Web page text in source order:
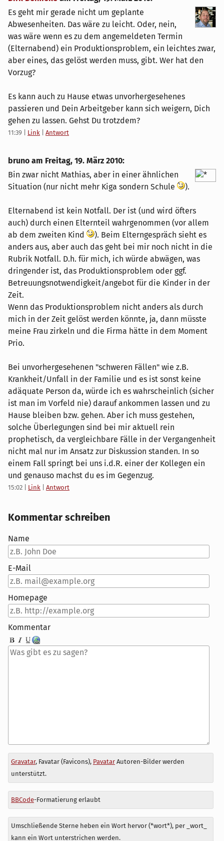
Es geht mir gerade nicht um geplante
Abwesenheiten. Das wäre zu leicht. Oder, nein,
was wäre wenn es zu dem angemeldeten Termin
(Elternabend) ein Produktionsproblem, ein leichtes zwar,
aber eines, das gelöst werden muss, gibt. Wer hat den
Vorzug?
Es kann auch zu Hause etwas unvorhergesehenes
passieren und Dein Arbeitgeber kann sich weigern, Dich
gehen zu lassen. Gehst Du trotzdem?
11:39 Link Antwort
bruno am Freitag, 19. März 2010:
Bin zwar nicht Mathias, aber in einer ähnlichen
Situation (nur nicht mehr Kiga sondern Schule
).
Elternabend ist kein Notfall. Der ist (und wird öfters
auch) durch einen Elternteil wahrgenommen (vor allem
ab dem zweiten Kind
). Beim Elterngespräch sieht es
anders aus, aber auch das geht bei mir noch nicht in die
Rubrik Notfall. D.h. für mich, ich würde abwägen, was
dringender ist, das Produktionsproblem oder ggf.
Betreuungsnotwendigkeit/angebot für die Kinder in der
Zeit.
Wenn das Produktionsproblem nicht anders als durch
mich in der Zeit gelöst werden könnte, ja, dann müsste
meine Frau zirkeln und die Firma hätte in dem Moment
Prio.
Bei unvorhergesehenen "schweren Fällen" wie z.B.
Krankheit/Unfall in der Familie und es ist sonst keine
adäquate Person da, würde ich es wahrscheinlich (sicher
ist man im Vorfeld nie) darauf ankommen lassen und zu
Hause bleiben bzw. gehen. Aber ich muss gestehen,
solche Überlegungen sind bei mir aktuell rein
prophetisch, da vergleichbare Fälle in der Vergangenheit
nicht mal nur im Ansatz zur Diskussion standen. In so
einem Fall springt bei uns i.d.R. einer der Kollegen ein
und genauso machst du es im Gegenzug.
15:02 Link Antwort
Kommentar schreiben
Name
E-Mail
Homepage
Kommentar
Antwort
zu
Gravatar, Favatar (Favicons), PavatarAutoren-Bilder werden
unterstützt.
BBCode-Formatierung erlaubt
Umschließende Sterne heben ein Wort hervor (*wort*), per _wort_
kann ein Wort unterstrichen werden.